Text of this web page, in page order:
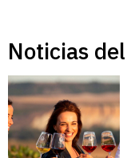
Noticias del